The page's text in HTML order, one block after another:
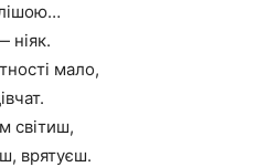
ніяк.
мало,
світиш,
врятуєш.